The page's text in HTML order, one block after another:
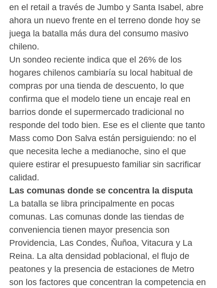
en el retail a través de Jumbo y Santa Isabel, abre
ahora un nuevo frente en el terreno donde hoy se
juega la batalla más dura del consumo masivo
chileno.
Un sondeo reciente indica que el 26% de los
hogares chilenos cambiaría su local habitual de
compras por una tienda de descuento, lo que
confirma que el modelo tiene un encaje real en
barrios donde el supermercado tradicional no
responde del todo bien. Ese es el cliente que tanto
Mass como Don Salva están persiguiendo: no el
que necesita leche a medianoche, sino el que
quiere estirar el presupuesto familiar sin sacrificar
calidad.
Las comunas donde se concentra la disputa
La batalla se libra principalmente en pocas
comunas. Las comunas donde las tiendas de
conveniencia tienen mayor presencia son
Providencia, Las Condes, Ñuñoa, Vitacura y La
Reina. La alta densidad poblacional, el flujo de
peatones y la presencia de estaciones de Metro
son los factores que concentran la competencia en